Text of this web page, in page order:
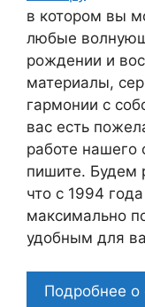
в котором вы
любые
рождении и
материалы,
гармонии с
вас есть
работе нашего
пишите. Будем
что c 1994
максимально
удобным для
Подробнее